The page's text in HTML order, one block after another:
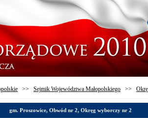
>> Sejmik Województwa Małopolskiego >>
gm. Proszowice, Obwód nr 2, Okręg wyborczy nr 2